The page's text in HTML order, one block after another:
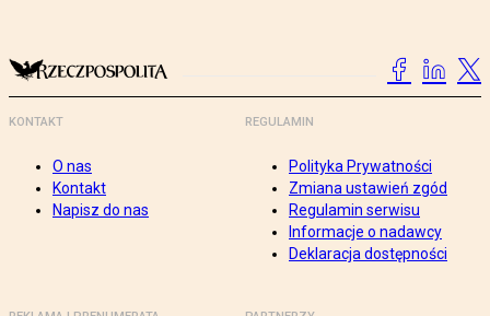
KONTAKT
O nas
Kontakt
Napisz do nas
REGULAMIN
Polityka Prywatności
Zmiana ustawień zgód
Regulamin serwisu
Informacje o nadawcy
Deklaracja dostępności